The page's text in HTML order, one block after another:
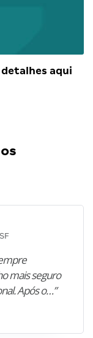
detalhes aqui
mais seguro
Após o…”